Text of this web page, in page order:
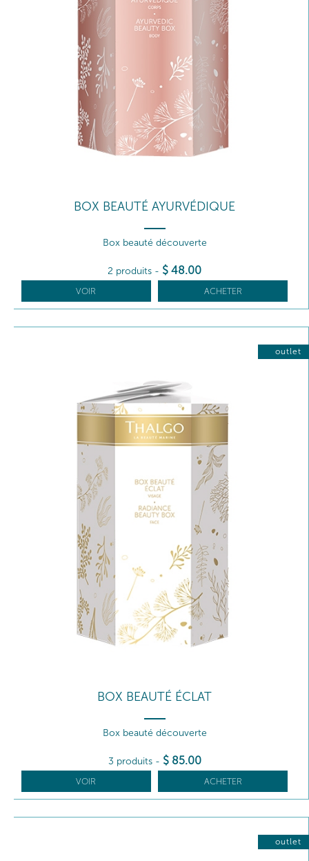
BOX BEAUTÉ AYURVÉDIQUE
Box beauté découverte
2 produits - $ 48.00
VOIR ACHETER
outlet
BOX BEAUTÉ ÉCLAT
Box beauté découverte
3 produits - $ 85.00
VOIR ACHETER
outlet